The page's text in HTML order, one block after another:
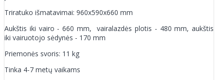
Triratuko išmatavimai: 960x590x660 mm
Aukštis iki vairo - 660 mm, vairalazdės plotis - 480 mm, aukštis
iki vairuotojo sėdynės - 170 mm
Priemonės svoris: 11 kg
Tinka 4-7 metų vaikams